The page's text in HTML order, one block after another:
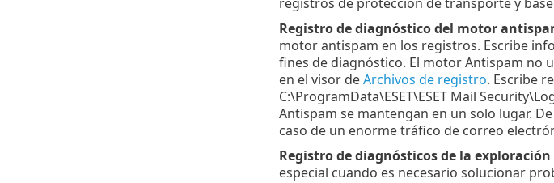
Registro de diagnóstico del motor
motor antispam en los registros. Escribe
fines de diagnóstico. El motor Antispam no
en el visor deArchivos de registro. Escribe
C:\ProgramData\ESET\ESET Mail
Antispam se mantengan en un solo lugar.
caso de un enorme tráfico de correo
Registro de diagnósticos de la
especial cuando es necesario solucionar